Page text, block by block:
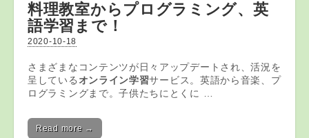
料理教室からプログラミング、英
語学習 まで！
2020-10-18
さまざまなコンテンツが日々アップデートされ、活況を
呈している オンライン学習サービス。英語から音楽、プ
ログラミングまで。子供たちにとくに …
Read more →